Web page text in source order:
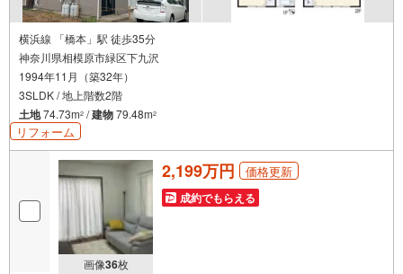
横浜線 「橋本」駅 徒歩35分
神奈川県相模原市緑区下九沢
1994年11月（築32年）
3SLDK / 地上階数2階
土地74.73m2 /建物79.48m2
リフォーム
画像36枚
2,199万円 価格更新
成約でもらえる